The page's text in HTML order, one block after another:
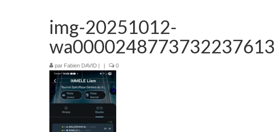
img-20251012-
par Fabien DAVID | | 0